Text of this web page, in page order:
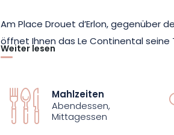
Am Place Drouet d’Erlon, gegenüber
öffnet Ihnen das Le Continental seine
freundlichen Dekor im Bistro-Stil.
entwickelt und deren Kreativität die
hervorhebt.
Weiter lesen
Mahlzeiten
Abendessen,
Mittagessen